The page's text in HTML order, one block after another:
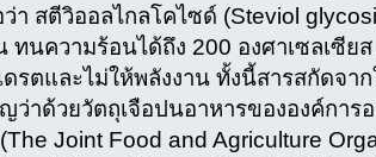
า สตีวิออลไกลโคไซด์ (Steviol
ทนความร้อนได้ถึง 200 องศาเซลเซีย
ดรตและไม่ให้พลังงาน ทั้งนี้สารสกัดจ
าด้วยวัตถุเจือปนอาหารขององค์การ
Joint Food and Agriculture